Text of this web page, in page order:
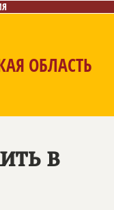
ОБЛАСТЬ
в